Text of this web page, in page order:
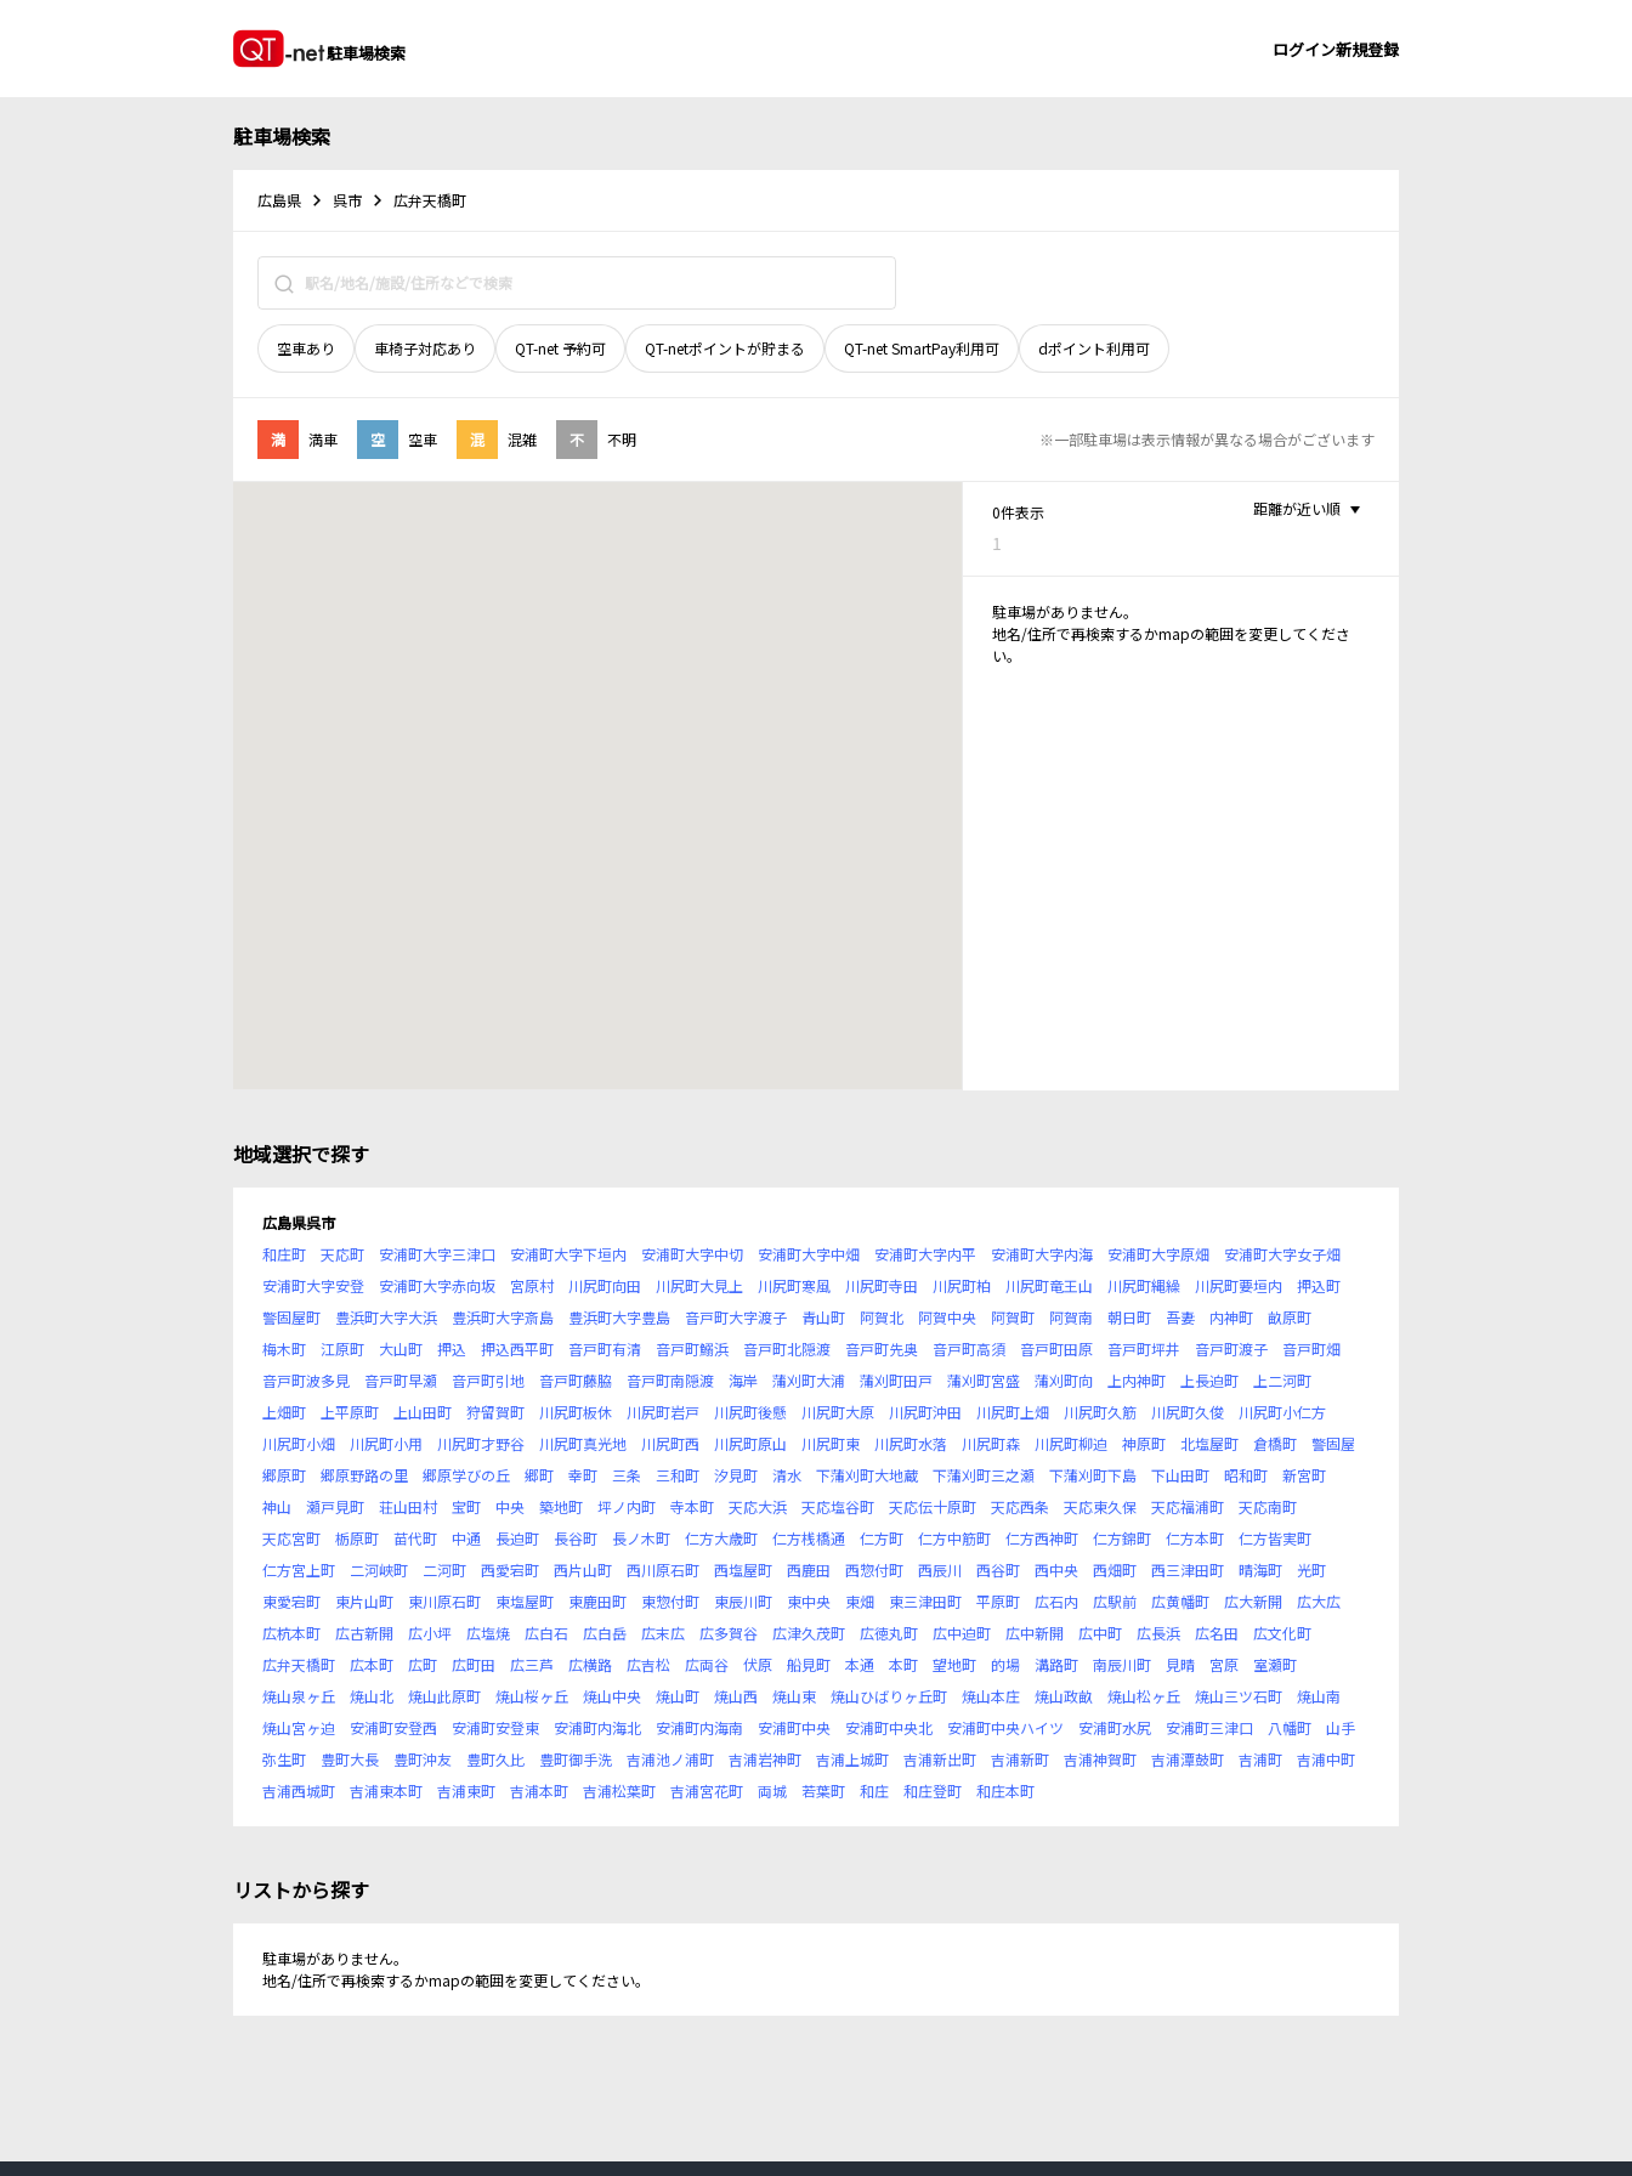
駐車場検索 ログイン新規登録
駐車場検索
広島県 呉市 広弁天橋町
空車あり 車椅子対応あり QT-net 予約可 QT-netポイントが貯まる QT-net SmartPay利用可 dポイント利用可
満 満車 空 空車 混 混雑 不 不明 ※一部駐車場は表示情報が異なる場合がございます
0件表示
1
距離が近い順
駐車場がありません。
地名/住所で再検索するかmapの範囲を変更してくださ
い。
地域選択で探す
広島県呉市
和庄町
天応町 安浦町大字三津口 安浦町大字下垣内 安浦町大字中切 安浦町大字中畑 安浦町大字内平 安浦町大字内海 安浦町大字原畑
安浦町大字女子畑
安浦町大字安登
安浦町大字赤向坂 宮原村 川尻町向田 川尻町大見上 川尻町寒風 川尻町寺田 川尻町柏 川尻町竜王山 川尻町縄繰 川尻町要垣内
押込町
警固屋町
豊浜町大字大浜 豊浜町大字斎島 豊浜町大字豊島 音戸町大字渡子 青山町 阿賀北 阿賀中央 阿賀町 阿賀南 朝日町 吾妻 内神町
畝原町
梅木町
江原町 大山町 押込 押込西平町 音戸町有清 音戸町鰯浜 音戸町北隠渡 音戸町先奥 音戸町高須 音戸町田原 音戸町坪井 音戸町渡子
音戸町畑
音戸町波多見
音戸町早瀬 音戸町引地 音戸町藤脇 音戸町南隠渡 海岸 蒲刈町大浦 蒲刈町田戸 蒲刈町宮盛 蒲刈町向 上内神町 上長迫町
上二河町
上畑町
上平原町 上山田町 狩留賀町 川尻町板休 川尻町岩戸 川尻町後懸 川尻町大原 川尻町沖田 川尻町上畑 川尻町久筋 川尻町久俊
川尻町小仁方
川尻町小畑
川尻町小用 川尻町才野谷 川尻町真光地 川尻町西 川尻町原山 川尻町東 川尻町水落 川尻町森 川尻町柳迫 神原町 北塩屋町 倉橋町
警固屋
郷原町
郷原野路の里 郷原学びの丘 郷町 幸町 三条 三和町 汐見町 清水 下蒲刈町大地蔵 下蒲刈町三之瀬 下蒲刈町下島 下山田町 昭和町
新宮町
神山
瀬戸見町 荘山田村 宝町 中央 築地町 坪ノ内町 寺本町 天応大浜 天応塩谷町 天応伝十原町 天応西条 天応東久保 天応福浦町
天応南町
天応宮町
栃原町 苗代町 中通 長迫町 長谷町 長ノ木町 仁方大歳町 仁方桟橋通 仁方町 仁方中筋町 仁方西神町 仁方錦町 仁方本町
仁方皆実町
仁方宮上町
二河峡町 二河町 西愛宕町 西片山町 西川原石町 西塩屋町 西鹿田 西惣付町 西辰川 西谷町 西中央 西畑町 西三津田町 晴海町
光町
東愛宕町
東片山町 東川原石町 東塩屋町 東鹿田町 東惣付町 東辰川町 東中央 東畑 東三津田町 平原町 広石内 広駅前 広黄幡町 広大新開
広大広
広杭本町
広古新開 広小坪 広塩焼 広白石 広白岳 広末広 広多賀谷 広津久茂町 広徳丸町 広中迫町 広中新開 広中町 広長浜 広名田
広文化町
広弁天橋町
広本町 広町 広町田 広三芦 広横路 広吉松 広両谷 伏原 船見町 本通 本町 望地町 的場 溝路町 南辰川町 見晴 宮原
室瀬町
焼山泉ヶ丘
焼山北 焼山此原町 焼山桜ヶ丘 焼山中央 焼山町 焼山西 焼山東 焼山ひばりヶ丘町 焼山本庄 焼山政畝 焼山松ヶ丘 焼山三ツ石町
焼山南
焼山宮ヶ迫
安浦町安登西 安浦町安登東 安浦町内海北 安浦町内海南 安浦町中央 安浦町中央北 安浦町中央ハイツ 安浦町水尻 安浦町三津口 八幡町
山手
弥生町
豊町大長 豊町沖友 豊町久比 豊町御手洗 吉浦池ノ浦町 吉浦岩神町 吉浦上城町 吉浦新出町 吉浦新町 吉浦神賀町 吉浦潭鼓町 吉浦町
吉浦中町
吉浦西城町
吉浦東本町 吉浦東町 吉浦本町 吉浦松葉町 吉浦宮花町 両城 若葉町 和庄 和庄登町 和庄本町
リストから探す
駐車場がありません。
地名/住所で再検索するかmapの範囲を変更してください。